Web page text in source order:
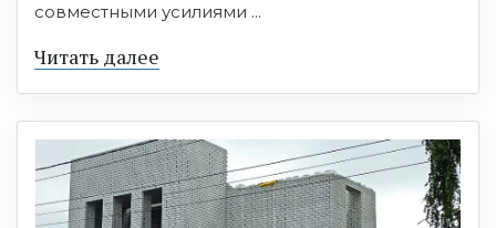
совместными усилиями ...
Читать далее